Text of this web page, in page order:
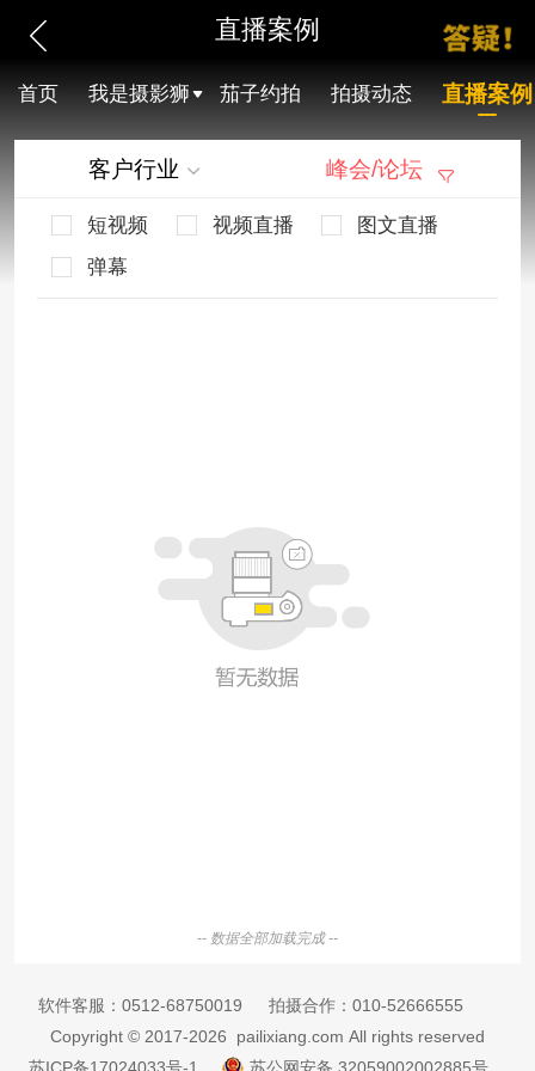
直播案例
首页 我是摄影狮 茄子约拍 拍摄动态 直播案例
客户行业 峰会/论坛
短视频 视频直播
图文直播
弹幕
-- 数据全部加载完成 --
软件客服： 0512-68750019 拍摄合作： 010-52666555
Copyright © 2017-2026 pailixiang.com All rights reserved
苏ICP备17024033号-1
苏公网安备 32059002002885号